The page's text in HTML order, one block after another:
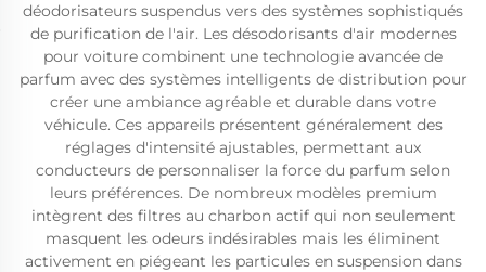
déodorisateurs suspendus vers des systèmes sophistiqués
de purification de l'air. Les désodorisants d'air modernes
pour voiture combinent une technologie avancée de
parfum avec des systèmes intelligents de distribution pour
créer une ambiance agréable et durable dans votre
véhicule. Ces appareils présentent généralement des
réglages d'intensité ajustables, permettant aux
conducteurs de personnaliser la force du parfum selon
leurs préférences. De nombreux modèles premium
intègrent des filtres au charbon actif qui non seulement
masquent les odeurs indésirables mais les éliminent
activement en piégeant les particules en suspension dans